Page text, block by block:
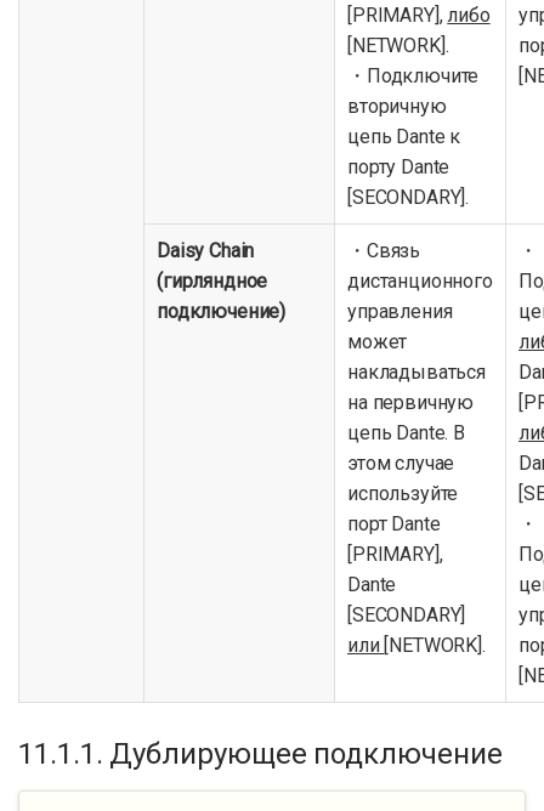
[PRIMARY],либо
[NETWORK].
・Подключите
вторичную
цепь Dante к
порту Dante
[SECONDARY].
Daisy Chain
(гирляндное
подключение)
・Связь
дистанционного
управления
может
накладываться
на первичную
цепь Dante. В
этом случае
используйте
порт Dante
[PRIMARY],
Dante
[SECONDARY]
или [NETWORK].
・
・
11.1.1. Дублирующее подключение